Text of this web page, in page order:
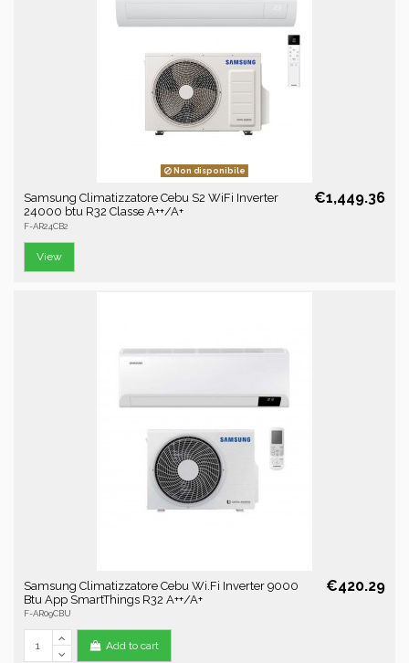
Non disponibile
Samsung Climatizzatore Cebu S2 WiFi Inverter
24000 btu R32 Classe A++/A+
F-AR24CB2
€1,449.36
View
Samsung Climatizzatore Cebu Wi.Fi Inverter 9000
Btu App SmartThings R32 A++/A+
F-AR09CBU
€420.29
Add to cart